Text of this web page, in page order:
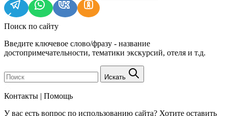
Поиск по сайту
Введите ключевое слово/фразу - название
достопримечательности, тематики экскурсий, отеля и т.д.
Искать
Контакты | Помощь
У вас есть вопрос по использованию сайта? Хотите оставить